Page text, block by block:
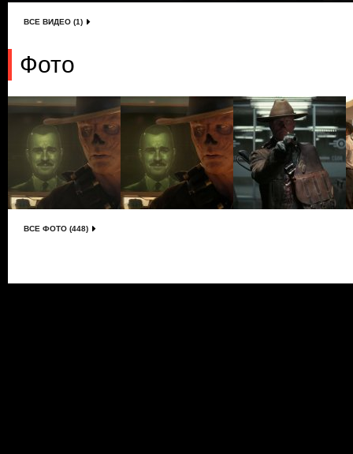
ВСЕ ВИДЕО (1)
Фото
ВСЕ ФОТО (448)